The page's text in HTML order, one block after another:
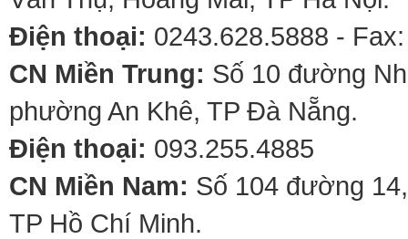
Điện thoại: 0243.628.5888 -
CN Miền Trung: Số 10 đường
phường An Khê, TP Đà Nẵng.
Điện thoại: 093.255.4885
CN Miền Nam: Số 104 đường
TP Hồ Chí Minh.